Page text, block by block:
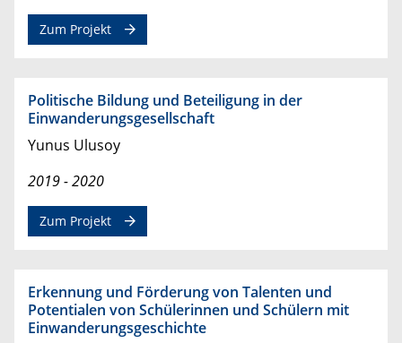
Zum Projekt
Politische Bildung und Beteiligung in der
Einwanderungsgesellschaft
Yunus Ulusoy
2019 - 2020
Zum Projekt
Erkennung und Förderung von Talenten und
Potentialen von Schülerinnen und Schülern mit
Einwanderungsgeschichte